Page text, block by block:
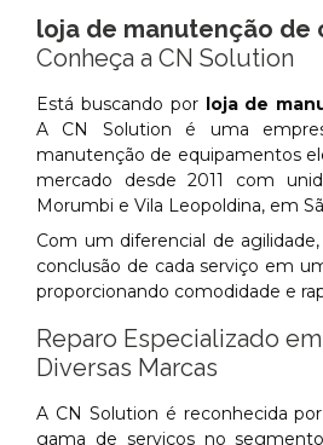
loja de manutenção de
Conheça a CN Solution
Está buscando por loja de
A CN Solution é uma
manutenção de equipamentos
mercado desde 2011 com
Morumbi e Vila Leopoldina, em
Com um diferencial de
conclusão de cada serviço em
proporcionando comodidade e
Reparo Especializado
Diversas Marcas
A CN Solution é reconhecida
gama de serviços no